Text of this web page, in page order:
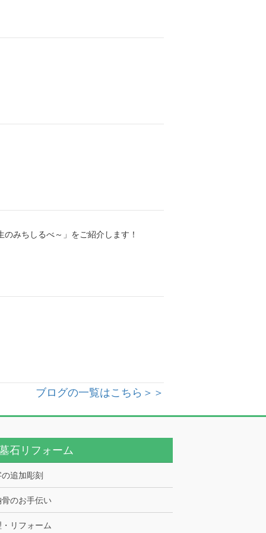
みちしるべ～」をご紹介します！
ブログの一覧はこちら＞＞
リフォーム
追加彫刻
のお手伝い
リフォーム